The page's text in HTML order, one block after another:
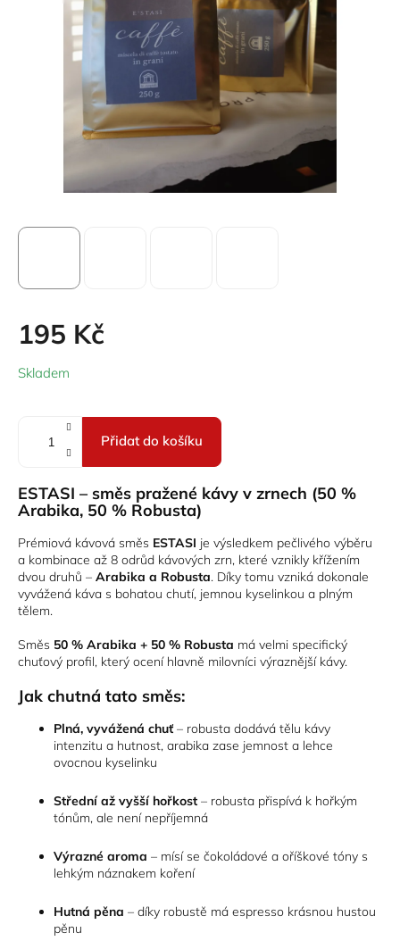
195 Kč
cena:
Skladem
Přidat do košíku
ESTASI – směs pražené kávy v zrnech (50 %
Arabika, 50 % Robusta)
Prémiová kávová směs ESTASI je výsledkem pečlivého výběru
a kombinace až 8 odrůd kávových zrn, které vznikly křížením
dvou druhů – Arabika a Robusta. Díky tomu vzniká dokonale
vyvážená káva s bohatou chutí, jemnou kyselinkou a plným
tělem.
Směs 50 % Arabika + 50 % Robusta má velmi specifický
chuťový profil, který ocení hlavně milovníci výraznější kávy.
Jak chutná tato směs:
Plná, vyvážená chuť – robusta dodává tělu kávy
intenzitu a hutnost, arabika zase jemnost a lehce
ovocnou kyselinku
Střední až vyšší hořkost – robusta přispívá k hořkým
tónům, ale není nepříjemná
Výrazné aroma – mísí se čokoládové a oříškové tóny s
lehkým náznakem koření
Hutná pěna – díky robustě má espresso krásnou hustou
pěnu